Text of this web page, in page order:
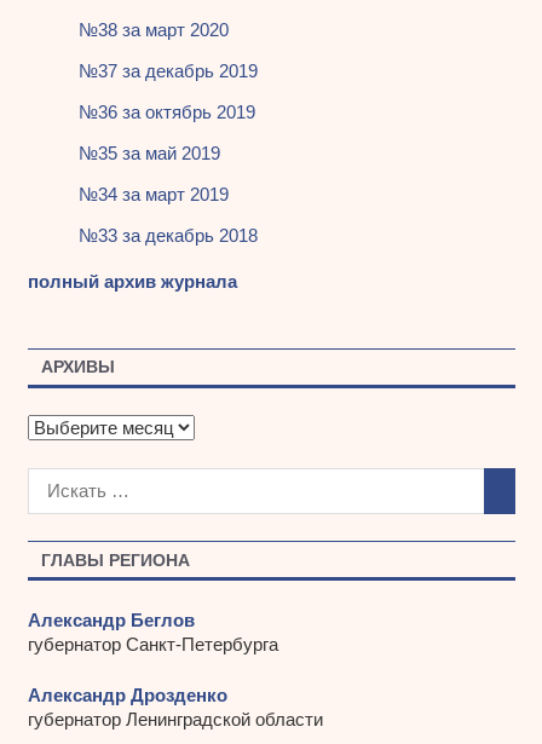
ГЛАВЫ РЕГИОНА
Александр Беглов
губернатор Санкт-Петербурга
Александр Дрозденко
губернатор Ленинградской области
№38 за март 2020
№37 за декабрь 2019
№36 за октябрь 2019
№35 за май 2019
№34 за март 2019
№33 за декабрь 2018
полный архив журнала
АРХИВЫ
А
х
ы